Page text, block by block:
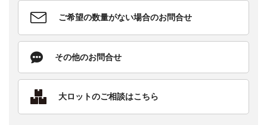
ご希望の数量がない場合のお問合せ
その他のお問合せ
大ロットのご相談はこちら